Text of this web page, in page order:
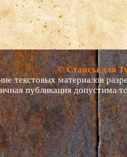
© Стансы для
текстовых материалов
публикация допустима